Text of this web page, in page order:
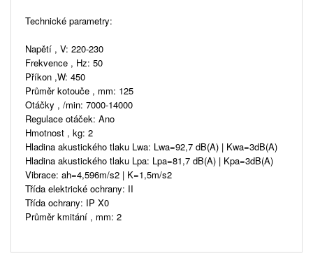
Technické parametry:
Napětí , V: 220-230
Frekvence , Hz: 50
Příkon ,W: 450
Průměr kotouče , mm: 125
Otáčky , /min: 7000-14000
Regulace otáček: Ano
Hmotnost , kg: 2
Hladina akustického tlaku Lwa: Lwa=92,7 dB(A) | Kwa=3dB(A)
Hladina akustického tlaku Lpa: Lpa=81,7 dB(A) | Kpa=3dB(A)
Vibrace: ah=4,596m/s2 | K=1,5m/s2
Třída elektrické ochrany: II
Třída ochrany: IP X0
Průměr kmitání , mm: 2